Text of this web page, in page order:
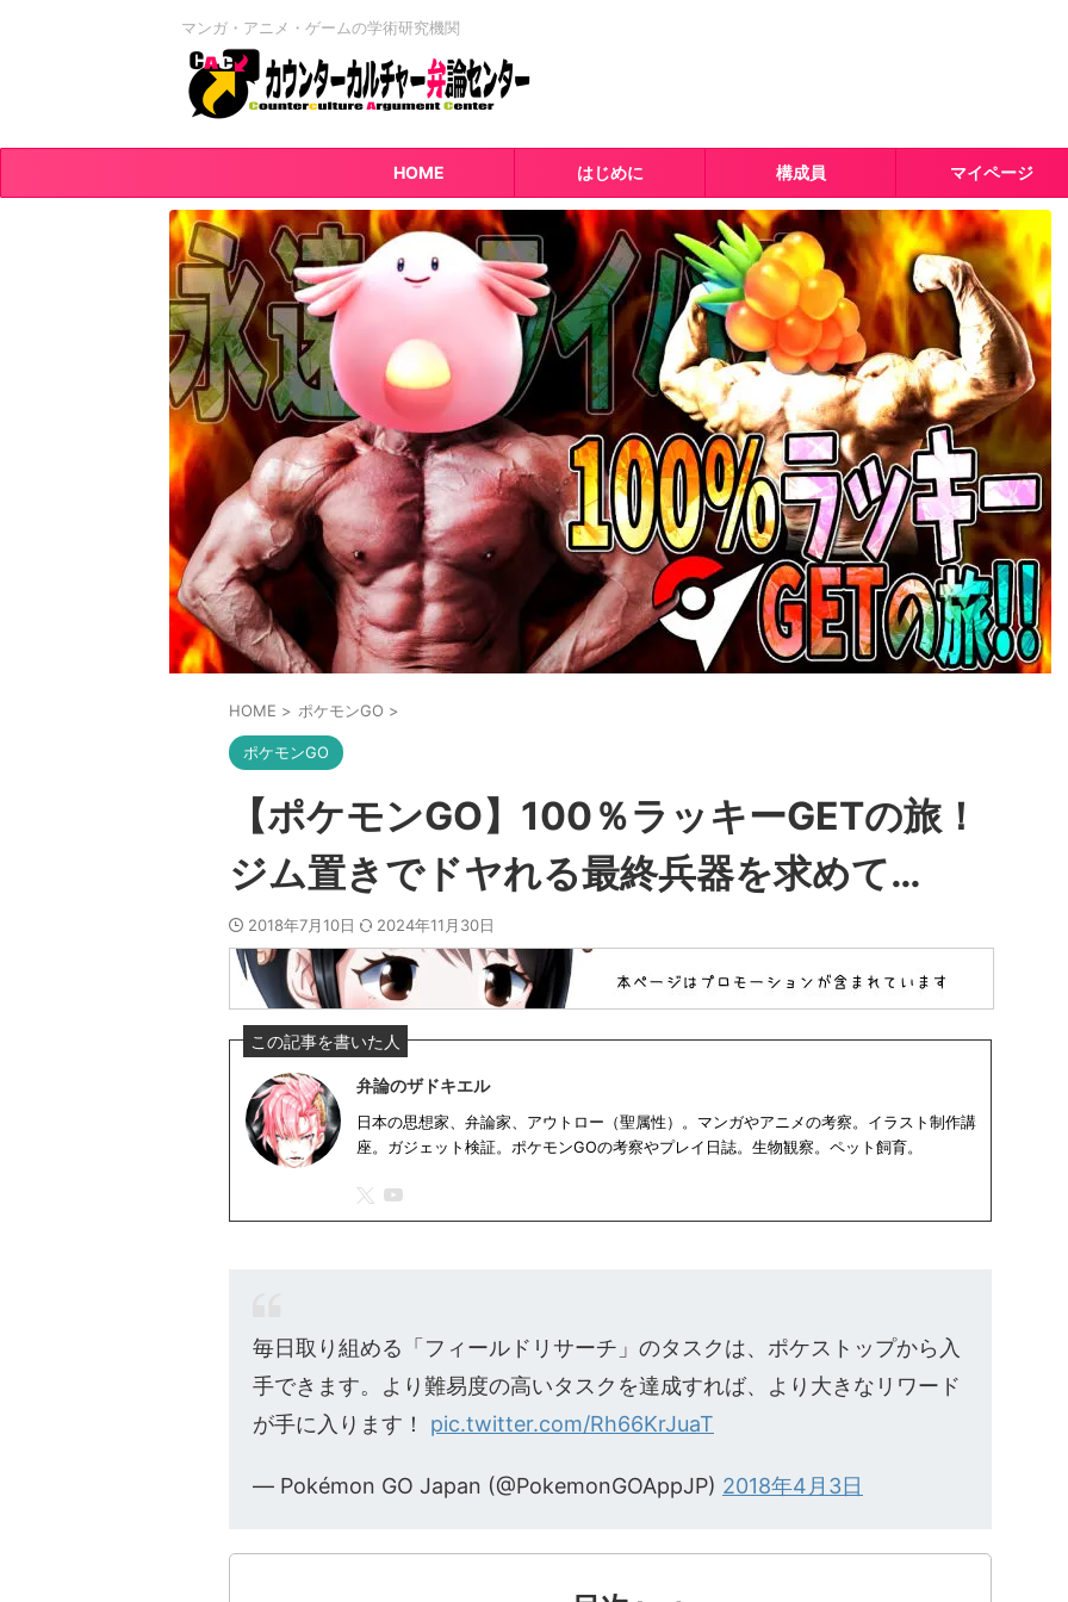
マンガ・アニメ・ゲームの学術研究機関
HOME はじめに 構成員 マイページ
HOME > ポケモンGO >
ポケモンGO
【ポケモンGO】100％ラッキーGETの旅！
ジム置きでドヤれる最終兵器を求めて…
2018年7月10日 2024年11月30日
弁論のザドキエル
日本の思想家、弁論家、アウトロー（聖属性）。マンガやアニメの考察。イラスト制作講
座。ガジェット検証。ポケモンGOの考察やプレイ日誌。生物観察。ペット飼育。
毎日取り組める「フィールドリサーチ」のタスクは、ポケストップから入
手できます。より難易度の高いタスクを達成すれば、より大きなリワード
が手に入ります！ pic.twitter.com/Rh66KrJuaT
— Pokémon GO Japan (@PokemonGOAppJP) 2018年4月3日